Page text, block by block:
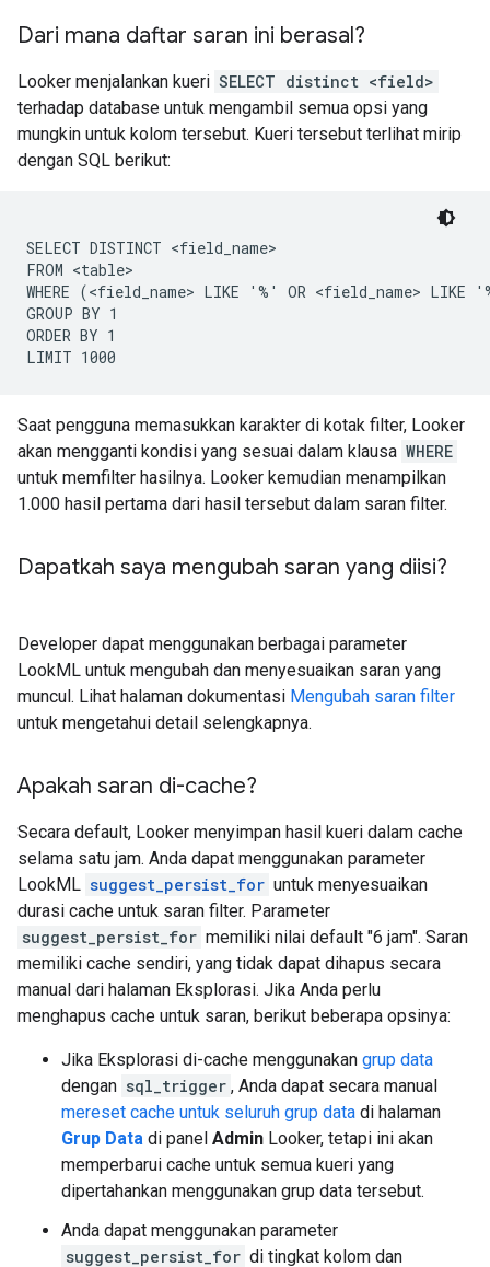
Dari mana daftar saran ini berasal?
Looker menjalankan kueri SELECT distinct <field>
terhadap database untuk mengambil semua opsi yang
mungkin untuk kolom tersebut. Kueri tersebut terlihat mirip
dengan SQL berikut:
SELECT DISTINCT <field_name>
FROM <table>
WHERE (<field_name> LIKE '%' OR <field_name> LIKE
GROUP BY 1
ORDER BY 1
Saat pengguna memasukkan karakter di kotak filter, Looker
akan mengganti kondisi yang sesuai dalam klausa WHERE
untuk memfilter hasilnya. Looker kemudian menampilkan
1.000 hasil pertama dari hasil tersebut dalam saran filter.
Dapatkah saya mengubah saran yang diisi?
Developer dapat menggunakan berbagai parameter
LookML untuk mengubah dan menyesuaikan saran yang
muncul. Lihat halaman dokumentasi Mengubah saran filter
untuk mengetahui detail selengkapnya.
Apakah saran di-cache?
Secara default, Looker menyimpan hasil kueri dalam cache
selama satu jam. Anda dapat menggunakan parameter
LookML suggest_persist_for untuk menyesuaikan
durasi cache untuk saran filter. Parameter
suggest_persist_for memiliki nilai default "6 jam". Saran
memiliki cache sendiri, yang tidak dapat dihapus secara
manual dari halaman Eksplorasi. Jika Anda perlu
menghapus cache untuk saran, berikut beberapa opsinya:
Jika Eksplorasi di-cache menggunakan grup data
dengan sql_trigger , Anda dapat secara manual
mereset cache untuk seluruh grup data di halaman
Grup Data di panel Admin Looker, tetapi ini akan
memperbarui cache untuk semua kueri yang
dipertahankan menggunakan grup data tersebut.
Anda dapat menggunakan parameter
suggest_persist_for di tingkat kolom dan